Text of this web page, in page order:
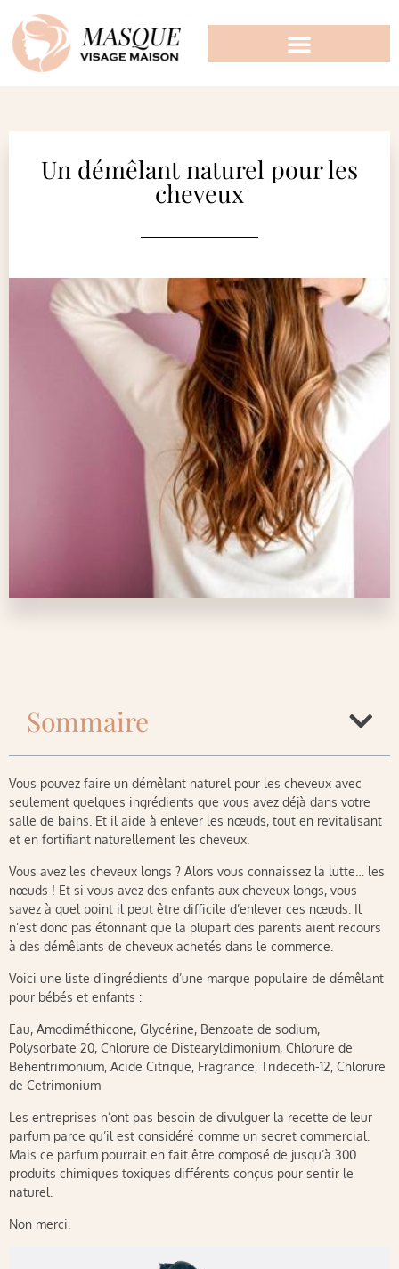
Un démêlant naturel pour les
cheveux
Sommaire
Vous pouvez faire un démêlant naturel pour les cheveux avec
seulement quelques ingrédients que vous avez déjà dans votre
salle de bains. Et il aide à enlever les nœuds, tout en revitalisant
et en fortifiant naturellement les cheveux.
Vous avez les cheveux longs ? Alors vous connaissez la lutte… les
nœuds ! Et si vous avez des enfants aux cheveux longs, vous
savez à quel point il peut être difficile d’enlever ces nœuds. Il
n’est donc pas étonnant que la plupart des parents aient recours
à des démêlants de cheveux achetés dans le commerce.
Voici une liste d’ingrédients d’une marque populaire de démêlant
pour bébés et enfants :
Eau, Amodiméthicone, Glycérine, Benzoate de sodium,
Polysorbate 20, Chlorure de Distearyldimonium, Chlorure de
Behentrimonium, Acide Citrique, Fragrance, Trideceth-12, Chlorure
de Cetrimonium
Les entreprises n’ont pas besoin de divulguer la recette de leur
parfum parce qu’il est considéré comme un secret commercial.
Mais ce parfum pourrait en fait être composé de jusqu’à 300
produits chimiques toxiques différents conçus pour sentir le
naturel.
Non merci.